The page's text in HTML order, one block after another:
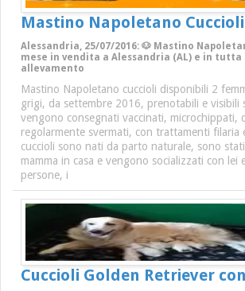
Mastino Napoletano Cuccioli
Alessandria, 25/07/2016: 🐶 Mastino
mese in vendita a Alessandria (AL) e in
allevamento
Mastino Napoletano cuccioli disponibili 2
grigi, da settembre 2016, prenotabili e visibili
vengono consegnati vaccinati, microchippati,
regolarmente svermati, con trattamenti filaria
cuccioli sono nati da parto naturale, sono
mamma in casa e vengono socializzati con lei
persone, i
Cuccioli Golden Retriever